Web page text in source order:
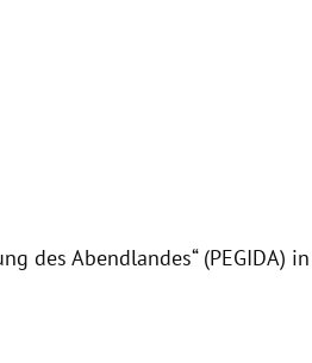
des Abendlandes“ (PEGIDA)